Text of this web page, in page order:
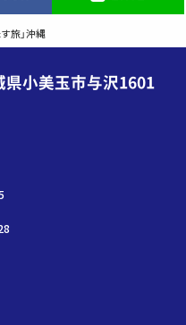
旅」沖縄
小美玉市与沢1601